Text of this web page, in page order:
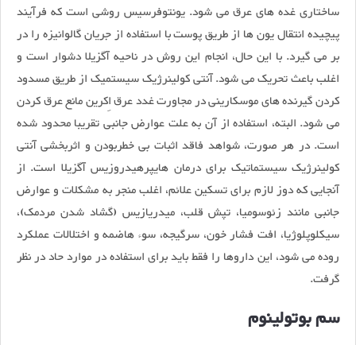
ساختاری غده های عرق می شود. یونتوفرسیس روشی است که فرآیند
پیچیده انتقال یون ها از طریق پوست با استفاده از جریان گالوانیزه را در
بر می گیرد. با این حال، انجام این روش در ناحیه آگزیلا دشوار است و
اغلب باعث تحریک می شود. آنتی کولینرژیک سیستمیک از طریق مسدود
کردن گیرنده های موسکارینی در مجاورت غدد عرق اِکرین مانع عرق کردن
می شود. البته، استفاده از آن به علت عوارض جانبی تقریبا محدود شده
است. در هر صورت، شواهد فاقد اثبات بی خطربودن و اثربخشی آنتی
کولینرژیک سیستماتیک برای درمان هایپرهیدروزیس آگزیلا است. از
آنجایی که دوز لازم برای تسکین علائم، اغلب منجر به مشکلات و عوارض
جانبی مانند زئوسومیا، تپش قلب، میدریازیس (گشاد شدن مردمک)،
سیکلوپلوژیا، افت فشار خون، سرگیجه، سوء هاضمه و اختلالات عملکرد
روده می شود، این داروها را فقط باید برای استفاده در موارد حاد در نظر
گرفت.
سم بوتولینوم